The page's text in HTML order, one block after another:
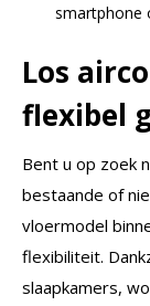
smartphone
Los
flexibel
Bent u op zoek
bestaande of
vloermodel
flexibiliteit.
slaapkamers,